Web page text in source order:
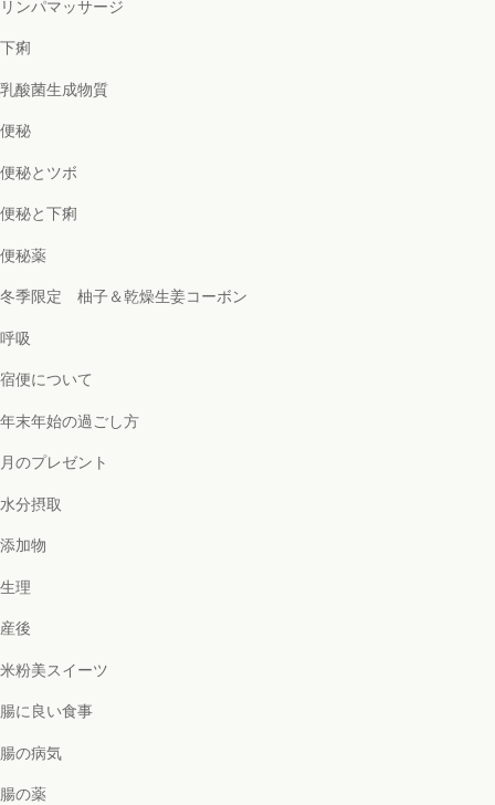
リンパマッサージ
下痢
乳酸菌生成物質
便秘
便秘とツボ
便秘と下痢
便秘薬
冬季限定 柚子＆乾燥生姜コーボン
呼吸
宿便について
年末年始の過ごし方
月のプレゼント
水分摂取
添加物
生理
産後
米粉美スイーツ
腸に良い食事
腸の病気
腸の薬